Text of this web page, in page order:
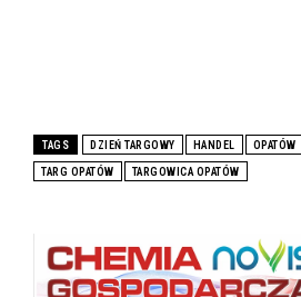
TAGS DZIEŃ TARGOWY HANDEL OPATÓW
TARG OPATÓW TARGOWICA OPATÓW